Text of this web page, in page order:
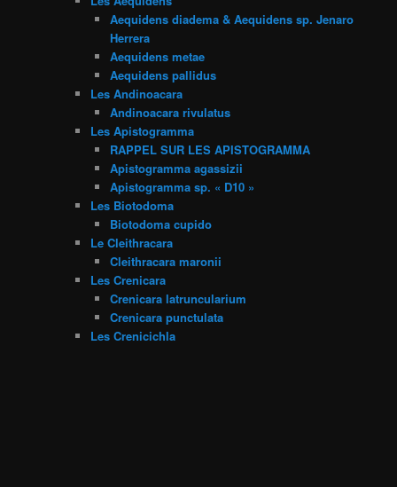
Aequidens diadema & Aequidens sp. Jenaro
Herrera
Aequidens metae
Aequidens pallidus
Les Andinoacara
Andinoacara rivulatus
Les Apistogramma
RAPPEL SUR LES APISTOGRAMMA
Apistogramma agassizii
Apistogramma sp. « D10 »
Les Biotodoma
Biotodoma cupido
Le Cleithracara
Cleithracara maronii
Les Crenicara
Crenicara latruncularium
Crenicara punctulata
Les Crenicichla